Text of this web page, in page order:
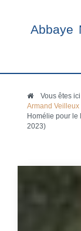
Abbaye
Vous êtes
Armand Veilleux
Homélie pour le
2023)